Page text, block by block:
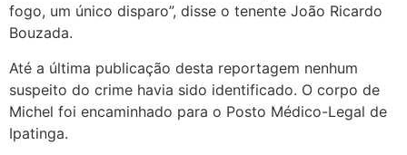
fogo, um único disparo”, disse o tenente João Ricardo
Bouzada.
Até a última publicação desta reportagem nenhum
suspeito do crime havia sido identificado. O corpo de
Michel foi encaminhado para o Posto Médico-Legal de
Ipatinga.